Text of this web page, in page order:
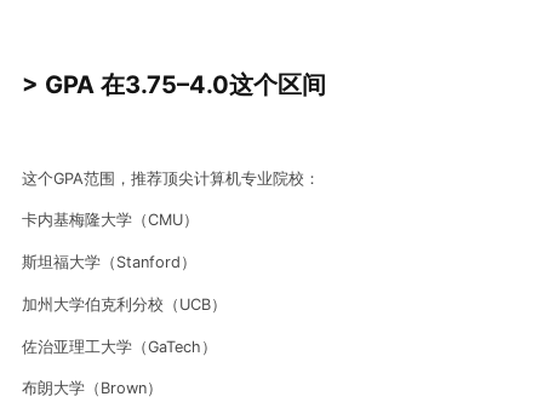
> GPA 在3.75–4.0这个区间
这个GPA范围，推荐顶尖计算机专业院校：
卡内基梅隆大学（CMU）
斯坦福大学（Stanford）
加州大学伯克利分校（UCB）
佐治亚理工大学（GaTech）
布朗大学（Brown）